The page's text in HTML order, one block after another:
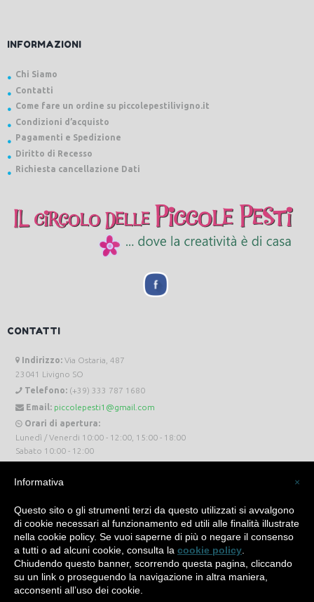
INFORMAZIONI
Chi Siamo
Contatti
Come fare un ordine su piccolepestilivigno.it
Condizioni d’acquisto
Pagamenti e Spedizione
Diritto di Recesso
Richiesta cancellazione Dati
CONTATTI
Indirizzo: Via Ostaria, 487
23041 Livigno SO
Telefono: (+39) 333 787 1680
Email: piccolepesti1@gmail.com
Orari di apertura:
Lunedì / Venerdi 10:00 - 12:00, 15:00 - 18:00
Sabato 10:00 - 12:00
Piccole Pesti Livigno © 2024 Tutti i diritti riservati. -Privacy Policy-Cookie Policy
Made with bySìServices
×
Informativa
Questo sito o gli strumenti terzi da questo utilizzati si avvalgono
di cookie necessari al funzionamento ed utili alle finalità illustrate
nella cookie policy. Se vuoi saperne di più o negare il consenso
a tutti o ad alcuni cookie, consulta la cookie policy
Chiudendo questo banner, scorrendo questa pagina, cliccando
su un link o proseguendo la navigazione in altra maniera,
acconsenti all’uso dei cookie.